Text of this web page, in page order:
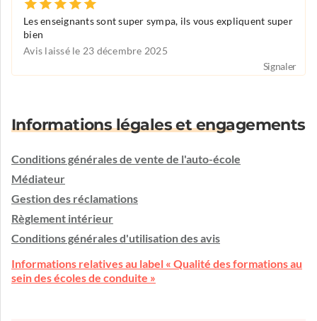
Les enseignants sont super sympa, ils vous expliquent super
bien
Avis laissé le 23 décembre 2025
Signaler
Informations légales et engagements
Conditions générales de vente de l'auto-école
Médiateur
Gestion des réclamations
Règlement intérieur
Conditions générales d'utilisation des avis
Informations relatives au label « Qualité des formations au
sein des écoles de conduite »